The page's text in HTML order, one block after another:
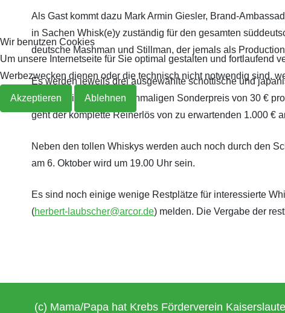
Als Gast kommt dazu Mark Armin Giesler, Brand-
in Sachen Whisk(e)y zuständig für den gesamten
deutsche Mashman und Stillman, der jemals als
Es werden jeweils drei ausgewählte schottische und
Tasting wird zu einem einmaligen Sonderpreis von 30 €
geht der komplette Reinerlös von zu erwartenden 1.000 €
Neben den tollen Whiskys werden auch noch durch den
am 6. Oktober wird um 19.00 Uhr sein.
Es sind noch einige wenige Restplätze für interessierte
(herbert-laubscher@arcor.de) melden. Die Vergabe der
(c) Mama/Papa hat Krebs Förderverein
Wir benutzen Cookies
Um unsere Internetseite für Sie optimal gestalten und fortlaufend
Werbezwecken dienen oder die technisch nicht notwendig sind,
Akzeptieren Ablehnen
Archiv 2020
Archiv 2018
Archiv 2016
Archiv 2015
Kontakt
2019